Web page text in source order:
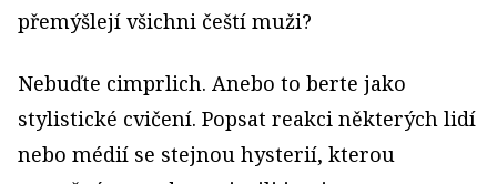
přemýšlejí všichni čeští muži?
Nebuďte cimprlich. Anebo to berte jako
stylistické cvičení. Popsat reakci některých lidí
nebo médií se stejnou hysterií, kterou